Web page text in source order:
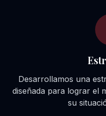
Desarrollamos una
diseñada para lograr el
su